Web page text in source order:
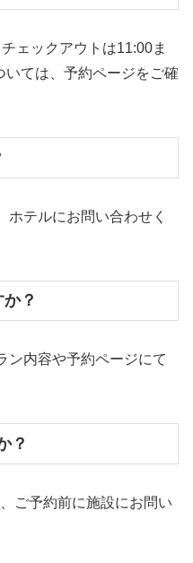
ェックアウトは11:00ま
ては、予約ページをご確
ホテルにお問い合わせく
？
ン内容や予約ページにて
？
ご予約前に施設にお問い